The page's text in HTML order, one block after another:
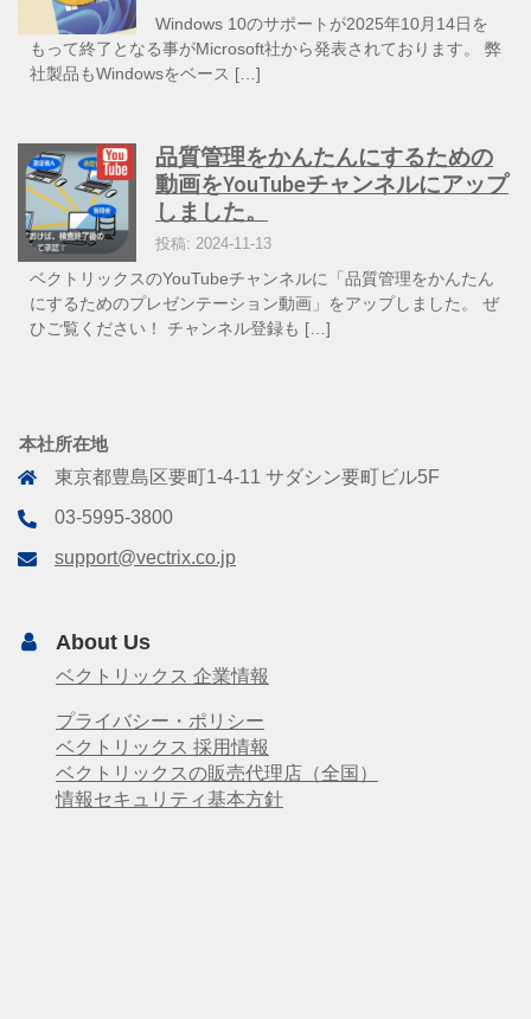
Windows 10のサポートが2025年10月14日を
もって終了となる事がMicrosoft社から発表されております。 弊
社製品もWindowsをベース […]
品質管理をかんたんにするための
動画をYouTubeチャンネルにアップ
しました。
投稿: 2024-11-13
ベクトリックスのYouTubeチャンネルに「品質管理をかんたん
にするためのプレゼンテーション動画」をアップしました。 ぜ
ひご覧ください！ チャンネル登録も […]
本社所在地
東京都豊島区要町1-4-11 サダシン要町ビル5F
03-5995-3800
support@vectrix.co.jp
About Us
ベクトリックス 企業情報
プライバシー・ポリシー
ベクトリックス 採用情報
ベクトリックスの販売代理店（全国）
情報セキュリティ基本方針